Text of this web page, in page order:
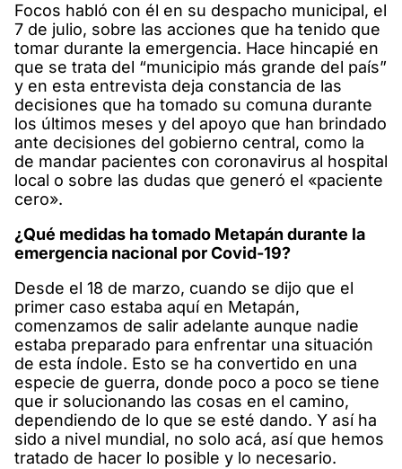
Focos habló con él en su despacho municipal, el
7 de julio, sobre las acciones que ha tenido que
tomar durante la emergencia. Hace hincapié en
que se trata del “municipio más grande del país”
y en esta entrevista deja constancia de las
decisiones que ha tomado su comuna durante
los últimos meses y del apoyo que han brindado
ante decisiones del gobierno central, como la
de mandar pacientes con coronavirus al hospital
local o sobre las dudas que generó el «paciente
cero».
¿Qué medidas ha tomado Metapán durante la
emergencia nacional por Covid-19?
Desde el 18 de marzo, cuando se dijo que el
primer caso estaba aquí en Metapán,
comenzamos de salir adelante aunque nadie
estaba preparado para enfrentar una situación
de esta índole. Esto se ha convertido en una
especie de guerra, donde poco a poco se tiene
que ir solucionando las cosas en el camino,
dependiendo de lo que se esté dando. Y así ha
sido a nivel mundial, no solo acá, así que hemos
tratado de hacer lo posible y lo necesario.